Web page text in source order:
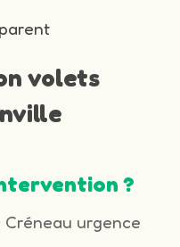
volets
?
Créneau urgence